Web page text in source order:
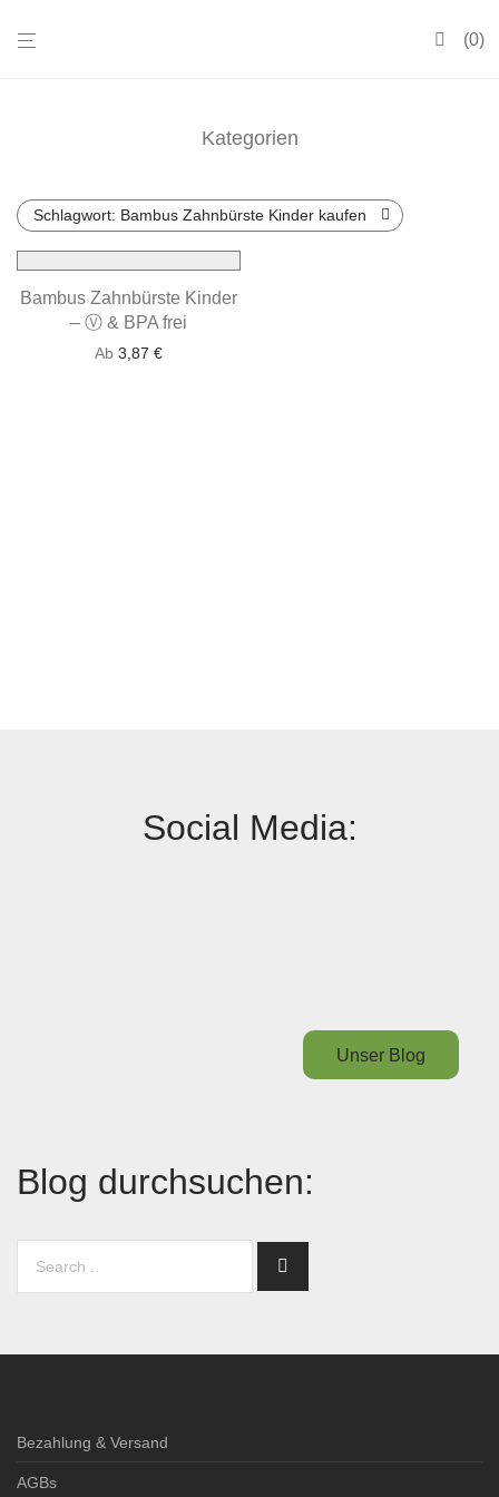
0
Kategorien
Schlagwort: Bambus Zahnbürste Kinder kaufen
Bambus Zahnbürste Kinder
– Ⓥ & BPA frei
Ab 3,87 €
Social Media:
Unser Blog
Blog durchsuchen:
Bezahlung & Versand
AGBs